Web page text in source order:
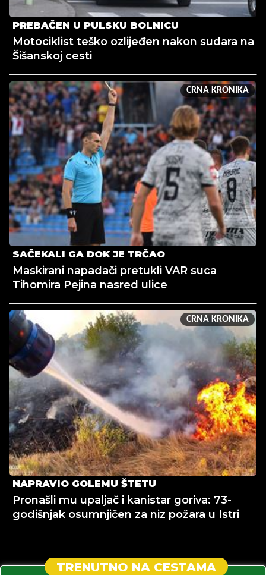
PREBAČEN U PULSKU BOLNICU
Motociklist teško ozlijeđen nakon sudara na
Šišanskoj cesti
CRNA KRONIKA
SAČEKALI GA DOK JE TRČAO
Maskirani napadači pretukli VAR suca
Tihomira Pejina nasred ulice
CRNA KRONIKA
NAPRAVIO GOLEMU ŠTETU
Pronašli mu upaljač i kanistar goriva: 73-
godišnjak osumnjičen za niz požara u Istri
TRENUTNO NA CESTAMA